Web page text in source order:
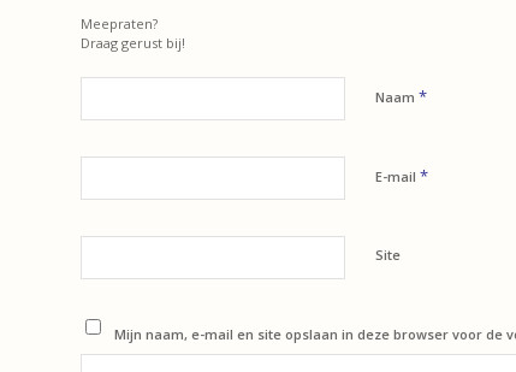
Meepraten?
Draag gerust bij!
Naam *
E-mail *
Site
Mijn naam, e-mail en site opslaan in deze browser voor de